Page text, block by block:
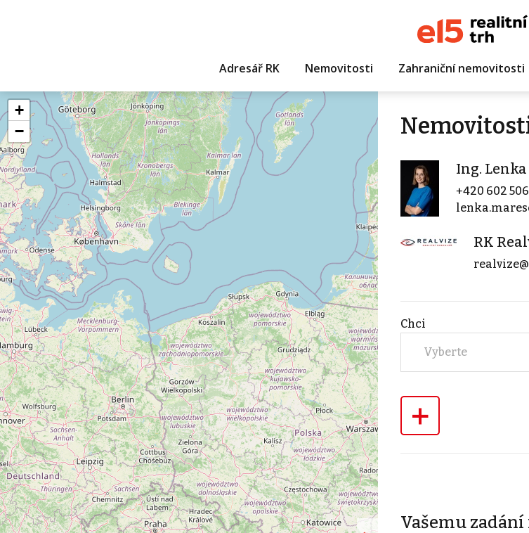
Adresář RK Nemovitosti Zahraniční nemovitosti
+
−
Ing.
+420 602
RK
Chci
Vyberte
+
Vašemu